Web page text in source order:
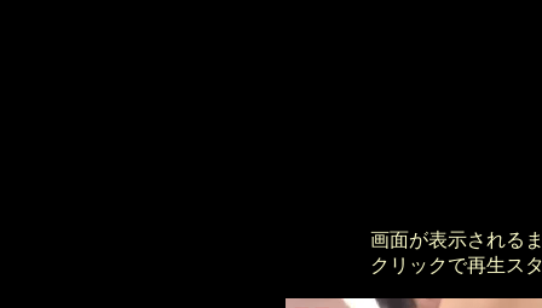
画面が表示される
クリックで再生ス